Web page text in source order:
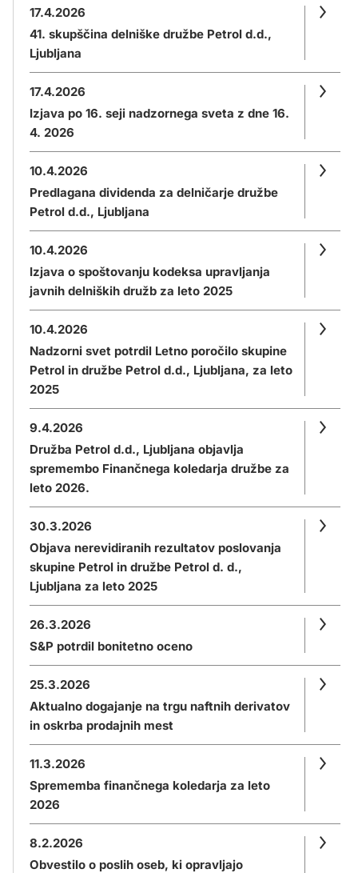
17.4.2026
41. skupščina delniške družbe Petrol d.d.,
Ljubljana
17.4.2026
Izjava po 16. seji nadzornega sveta z dne 16.
4. 2026
10.4.2026
Predlagana dividenda za delničarje družbe
Petrol d.d., Ljubljana
10.4.2026
Izjava o spoštovanju kodeksa upravljanja
javnih delniških družb za leto 2025
10.4.2026
Nadzorni svet potrdil Letno poročilo skupine
Petrol in družbe Petrol d.d., Ljubljana, za leto
2025
9.4.2026
Družba Petrol d.d., Ljubljana objavlja
spremembo Finančnega koledarja družbe za
leto 2026.
30.3.2026
Objava nerevidiranih rezultatov poslovanja
skupine Petrol in družbe Petrol d. d.,
Ljubljana za leto 2025
26.3.2026
S&P potrdil bonitetno oceno
25.3.2026
Aktualno dogajanje na trgu naftnih derivatov
in oskrba prodajnih mest
11.3.2026
Sprememba finančnega koledarja za leto
2026
8.2.2026
Obvestilo o poslih oseb, ki opravljajo